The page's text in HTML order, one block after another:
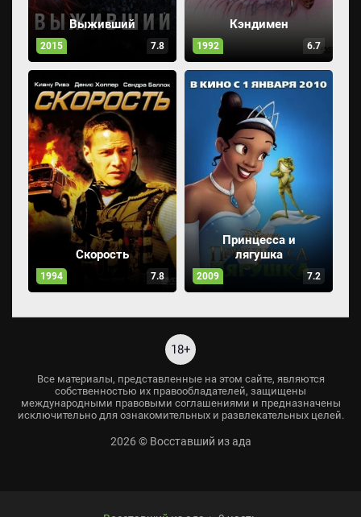
Выживший
2015 7.8
Кэндимен
1992 6.7
Скорость
1994 7.8
Принцесса и
лягушка
2009 7.2
18+
Все материалы, представленные на этом сайте, являются
собственностью их правообладателей, защищены
международными правовыми соглашениями и предназначены
исключительно для ознакомительных и развлекательных целей.
2026 © Восставший из ада